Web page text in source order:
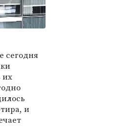
сегодня
их
и